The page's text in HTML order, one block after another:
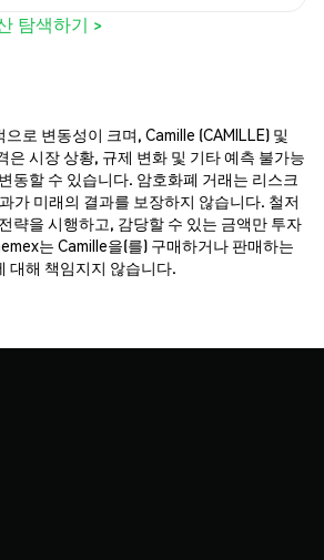
탐색하기 >
로 변동성이 크며, Camille (CAMILLE) 및
은 시장 상황, 규제 변화 및 기타 예측 불가능
동할 수 있습니다. 암호화폐 거래는 리스크
가 미래의 결과를 보장하지 않습니다. 철저
략을 시행하고, 감당할 수 있는 금액만 투자
는 Camille을(를) 구매하거나 판매하는
대해 책임지지 않습니다.